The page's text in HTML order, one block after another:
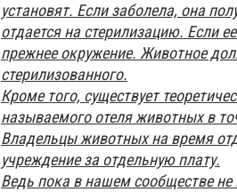
установят. Если заболела, она
отдается на стерилизацию. Если
прежнее окружение. Животное
стерилизованного.
Кроме того, существует
называемого отеля животных в
Владельцы животных на время
учреждение за отдельную плату.
Ведь пока в нашем сообществе